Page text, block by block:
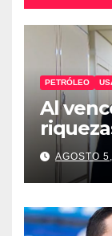
PETRÓLEO
Al
AGOSTO